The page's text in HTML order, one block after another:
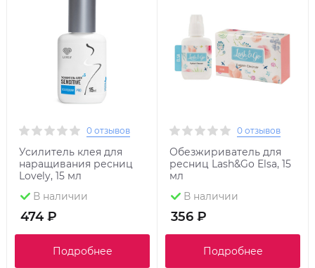
0 отзывов
Усилитель клея для
наращивания ресниц
Lovely, 15 мл
В наличии
474 ₽
Подробнее
0 отзывов
Обезжириватель для
ресниц Lash&Go Elsa, 15
мл
В наличии
356 ₽
Подробнее